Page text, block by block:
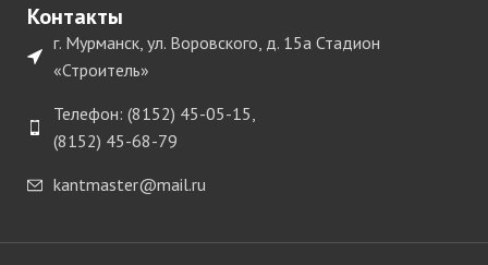
Контакты
г. Мурманск, ул. Воровского, д. 15а Стадион
«Строитель»
Телефон: (8152) 45-05-15,
(8152) 45-68-79
kantmaster@mail.ru